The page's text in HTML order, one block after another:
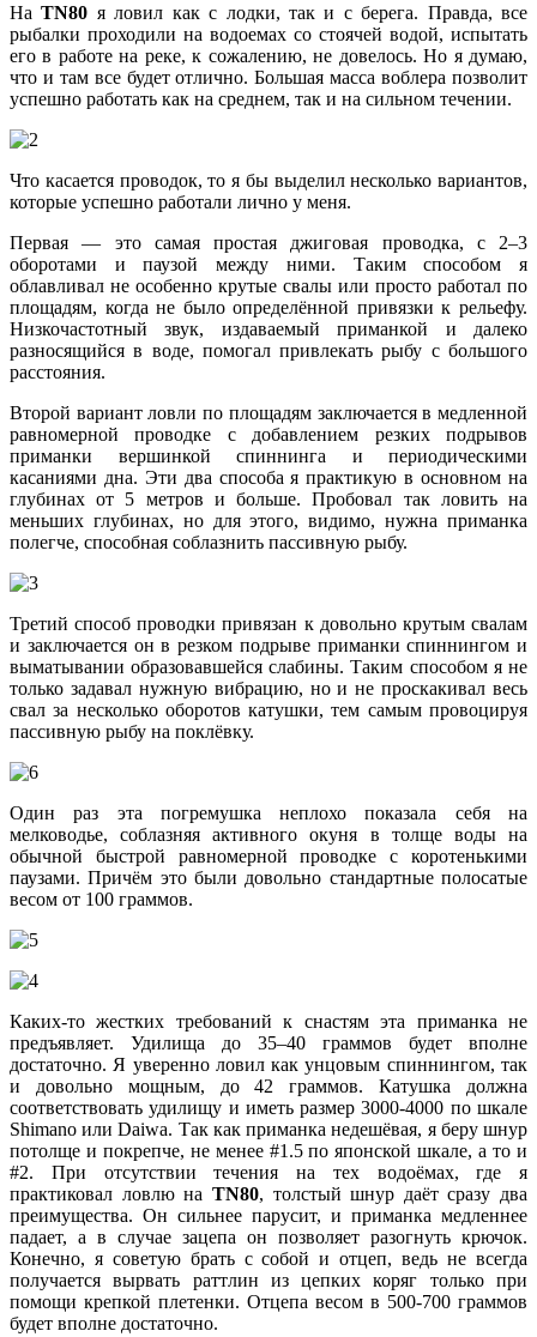
НаTN80 я ловил как с лодки, так и с берега. Правда, все
рыбалки проходили на водоемах со стоячей водой, испытать
его в работе на реке, к сожалению, не довелось. Но я думаю,
что и там все будет отлично. Большая масса воблера позволит
успешно работать как на среднем, так и на сильном течении.
Что касается проводок, то я бы выделил несколько вариантов,
которые успешно работали лично у меня.
Первая — это самая простая джиговая проводка, с 2–3
оборотами и паузой между ними. Таким способом я
облавливал не особенно крутые свалы или просто работал по
площадям, когда не было определённой привязки к рельефу.
Низкочастотный звук, издаваемый приманкой и далеко
разносящийся в воде, помогал привлекать рыбу с большого
расстояния.
Второй вариант ловли по площадям заключается в медленной
равномерной проводке с добавлением резких подрывов
приманки вершинкой спиннинга и периодическими
касаниями дна. Эти два способа я практикую в основном на
глубинах от 5 метров и больше. Пробовал так ловить на
меньших глубинах, но для этого, видимо, нужна приманка
полегче, способная соблазнить пассивную рыбу.
Третий способ проводки привязан к довольно крутым свалам
и заключается он в резком подрыве приманки спиннингом и
выматывании образовавшейся слабины. Таким способом я не
только задавал нужную вибрацию, но и не проскакивал весь
свал за несколько оборотов катушки, тем самым провоцируя
пассивную рыбу на поклёвку.
Один раз эта погремушка неплохо показала себя на
мелководье, соблазняя активного окуня в толще воды на
обычной быстрой равномерной проводке с коротенькими
паузами. Причём это были довольно стандартные полосатые
весом от 100 граммов.
Каких-то жестких требований к снастям эта приманка не
предъявляет. Удилища до 35–40 граммов будет вполне
достаточно. Я уверенно ловил как унцовым спиннингом, так
и довольно мощным, до 42 граммов. Катушка должна
соответствовать удилищу и иметь размер 3000-4000 по шкале
Shimano или Daiwa. Так как приманка недешёвая, я беру шнур
потолще и покрепче, не менее #1.5 по японской шкале, а то и
#2. При отсутствии течения на тех водоёмах, где я
практиковал ловлю на TN80, толстый шнур даёт сразу два
преимущества. Он сильнее парусит, и приманка медленнее
падает, а в случае зацепа он позволяет разогнуть крючок.
Конечно, я советую брать с собой и отцеп, ведь не всегда
получается вырвать раттлин из цепких коряг только при
помощи крепкой плетенки. Отцепа весом в 500-700 граммов
будет вполне достаточно.